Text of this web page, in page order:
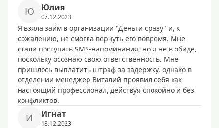
Ю Юлия
07.12.2023
Я взяла займ в организации "Деньги сразу" и, к
сожалению, не смогла вернуть его вовремя. Мне
стали поступать SMS-напоминания, но я не в обиде,
поскольку осознаю свою ответственность. Мне
пришлось выплатить штраф за задержку, однако в
отделении менеджер Виталий проявил себя как
настоящий профессионал, действуя спокойно и без
конфликтов.
И Игнат
18.12.2023